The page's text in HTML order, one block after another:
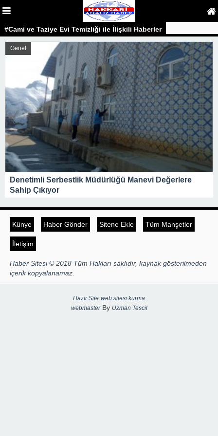
#Cami ve Taziye Evi Temizliği ile İlişkili Haberler
Genel
Denetimli Serbestlik Müdürlüğü Manevi Değerlere
Sahip Çıkıyor
Künye Haber Gönder Sitene Ekle Tüm Manşetler
İletişim
Haber Sitesi © 2018 Tüm Hakları saklıdır, kaynak gösterilmeden
içerik kopyalanamaz.
Hazır Site web sitesi kurma
webmasterBy Uzman Tescil